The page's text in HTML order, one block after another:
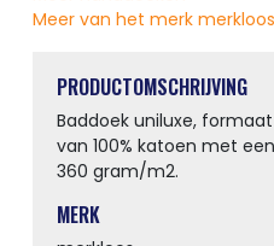
Meer van het merk
PRODUCTOMSCHRIJVING
Baddoek uniluxe,
van 100% katoen met
360 gram/m2.
MERK